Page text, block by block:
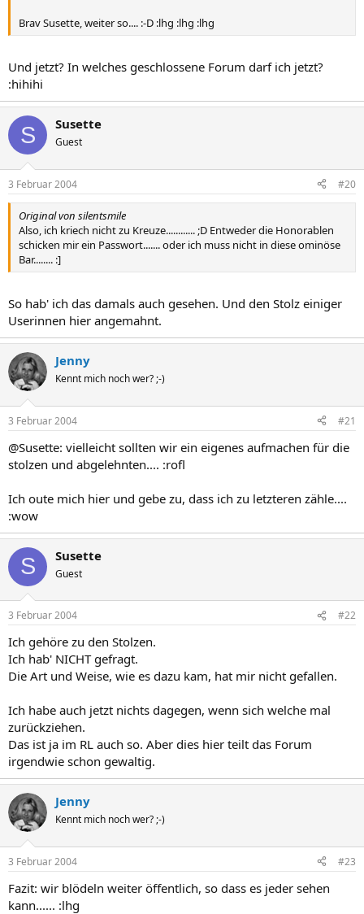
Brav Susette, weiter so.... :-D :lhg :lhg :lhg
Und jetzt? In welches geschlossene Forum darf ich jetzt?
:hihihi
S Susette
Guest
3 Februar 2004 #20
Original von silentsmile
Also, ich kriech nicht zu Kreuze............ ;D Entweder die Honorablen
schicken mir ein Passwort....... oder ich muss nicht in diese ominöse
Bar........ :]
So hab' ich das damals auch gesehen. Und den Stolz einiger
Userinnen hier angemahnt.
Jenny
Kennt mich noch wer? ;-)
3 Februar 2004 #21
@Susette: vielleicht sollten wir ein eigenes aufmachen für die
stolzen und abgelehnten.... :rofl
Ich oute mich hier und gebe zu, dass ich zu letzteren zähle....
:wow
S Susette
Guest
3 Februar 2004 #22
Ich gehöre zu den Stolzen.
Ich hab' NICHT gefragt.
Die Art und Weise, wie es dazu kam, hat mir nicht gefallen.
Ich habe auch jetzt nichts dagegen, wenn sich welche mal
zurückziehen.
Das ist ja im RL auch so. Aber dies hier teilt das Forum
irgendwie schon gewaltig.
Jenny
Kennt mich noch wer? ;-)
3 Februar 2004 #23
Fazit: wir blödeln weiter öffentlich, so dass es jeder sehen
kann...... :lhg